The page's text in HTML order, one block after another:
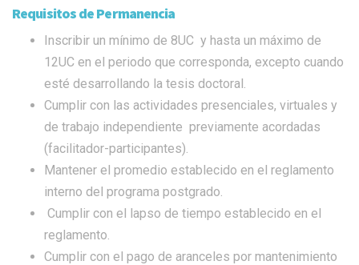
Requisitos de Permanencia
Inscribir un mínimo de 8UC y hasta un máximo de
12UC en el periodo que corresponda, excepto cuando
esté desarrollando la tesis doctoral.
Cumplir con las actividades presenciales, virtuales y
de trabajo independiente previamente acordadas
(facilitador-participantes).
Mantener el promedio establecido en el reglamento
interno del programa postgrado.
Cumplir con el lapso de tiempo establecido en el
reglamento.
Cumplir con el pago de aranceles por mantenimiento